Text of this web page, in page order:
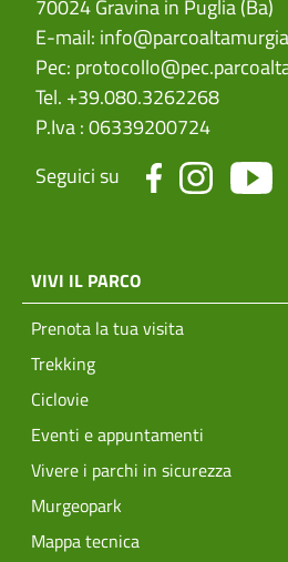
70024 Gravina in Puglia (Ba)
E-mail:
Pec:
Tel. +39.080.3262268
P.Iva : 06339200724
Seguici su
menu top footer
VIVI IL PARCO
Prenota la tua visita
Trekking
Ciclovie
Eventi e appuntamenti
Vivere i parchi in sicurezza
Murgeopark
Mappa tecnica